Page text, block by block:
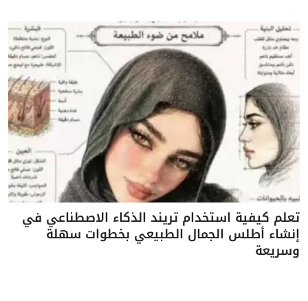
تعلم كيفية استخدام تريند الذكاء الاصطناعي في
إنشاء أطلس الجمال الطبيعي بخطوات سهلة
وسريعة